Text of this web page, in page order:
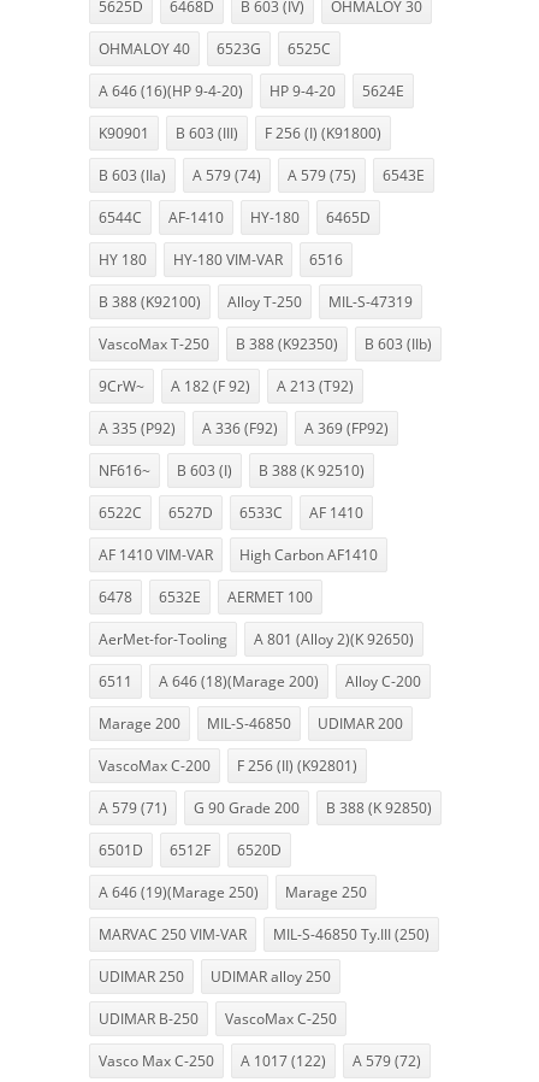
5625D 6468D B 603 (IV) OHMALOY 30
OHMALOY 40 6523G 6525C
A 646 (16)(HP 9-4-20) HP 9-4-20 5624E
K90901 B 603 (III) F 256 (I) (K91800)
B 603 (IIa) A 579 (74) A 579 (75) 6543E
6544C AF-1410 HY-180 6465D
HY 180 HY-180 VIM-VAR 6516
B 388 (K92100) Alloy T-250 MIL-S-47319
VascoMax T-250 B 388 (K92350) B 603 (IIb)
9CrW~ A 182 (F 92) A 213 (T92)
A 335 (P92) A 336 (F92) A 369 (FP92)
NF616~ B 603 (I) B 388 (K 92510)
6522C 6527D 6533C AF 1410
AF 1410 VIM-VAR High Carbon AF1410
6478 6532E AERMET 100
AerMet-for-Tooling A 801 (Alloy 2)(K 92650)
6511 A 646 (18)(Marage 200) Alloy C-200
Marage 200 MIL-S-46850 UDIMAR 200
VascoMax C-200 F 256 (II) (K92801)
A 579 (71) G 90 Grade 200 B 388 (K 92850)
6501D 6512F 6520D
A 646 (19)(Marage 250) Marage 250
MARVAC 250 VIM-VAR MIL-S-46850 Ty.III (250)
UDIMAR 250 UDIMAR alloy 250
UDIMAR B-250 VascoMax C-250
Vasco Max C-250 A 1017 (122) A 579 (72)